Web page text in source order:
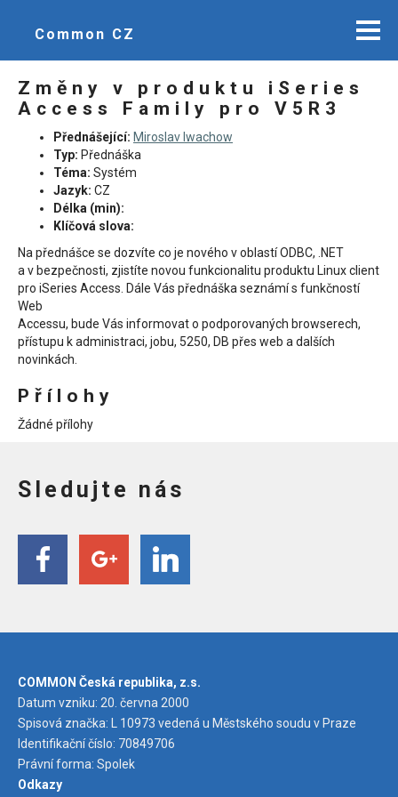
Common CZ
Změny v produktu iSeries
Access Family pro V5R3
Přednášející: Miroslav Iwachow
Typ: Přednáška
Téma: Systém
Jazyk: CZ
Délka (min):
Klíčová slova:
Na přednášce se dozvíte co je nového v oblastí ODBC, .NET
a v bezpečnosti, zjistíte novou funkcionalitu produktu Linux client
pro iSeries Access. Dále Vás přednáška seznámí s funkčností
Web
Accessu, bude Vás informovat o podporovaných browserech,
přístupu k administraci, jobu, 5250, DB přes web a dalších
novinkách.
Přílohy
Žádné přílohy
Sledujte nás
COMMON Česká republika, z.s.
Datum vzniku: 20. června 2000
Spisová značka: L 10973 vedená u Městského soudu v Praze
Identifikační číslo: 70849706
Právní forma: Spolek
Odkazy